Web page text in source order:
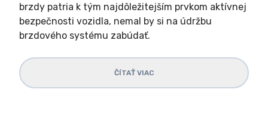
brzdy patria k tým najdôležitejším prvkom aktívnej
bezpečnosti vozidla, nemal by si na údržbu
brzdového systému zabúdať.
ČÍTAŤ VIAC